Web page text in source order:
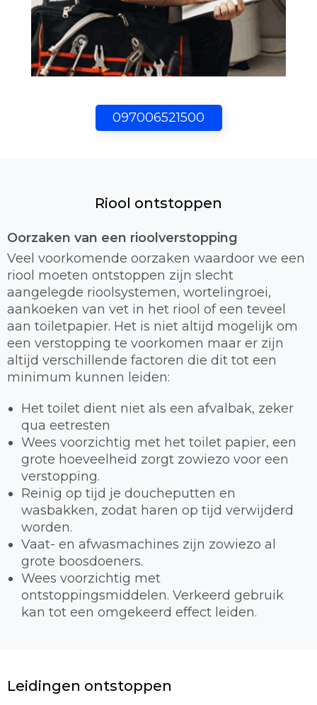
097006521500
Riool ontstoppen
Oorzaken van een rioolverstopping
Veel voorkomende oorzaken waardoor we een
riool moeten ontstoppen zijn slecht
aangelegde rioolsystemen, wortelingroei,
aankoeken van vet in het riool of een teveel
aan toiletpapier. Het is niet altijd mogelijk om
een verstopping te voorkomen maar er zijn
altijd verschillende factoren die dit tot een
minimum kunnen leiden:
Het toilet dient niet als een afvalbak, zeker
qua eetresten
Wees voorzichtig met het toilet papier, een
grote hoeveelheid zorgt zowiezo voor een
verstopping.
Reinig op tijd je doucheputten en
wasbakken, zodat haren op tijd verwijderd
worden.
Vaat- en afwasmachines zijn zowiezo al
grote boosdoeners.
Wees voorzichtig met
ontstoppingsmiddelen. Verkeerd gebruik
kan tot een omgekeerd effect leiden.
Leidingen ontstoppen